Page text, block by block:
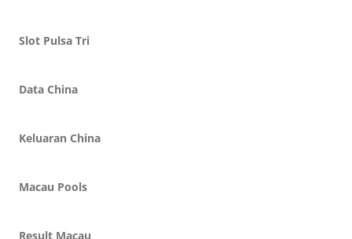
Slot Pulsa Tri
Data China
Keluaran China
Macau Pools
Result Macau